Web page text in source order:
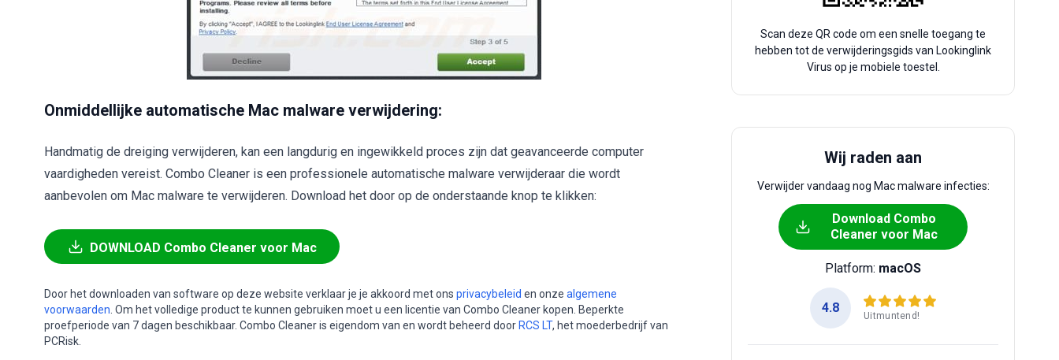
Onmiddellijke automatische Mac malware verwijdering:
Handmatig de dreiging verwijderen, kan een langdurig en ingewikkeld proces zijn dat geavanceerde computer
vaardigheden vereist. Combo Cleaner is een professionele automatische malware verwijderaar die wordt
aanbevolen om Mac malware te verwijderen. Download het door op de onderstaande knop te klikken:
DOWNLOAD Combo Cleaner voor Mac
Door het downloaden van software op deze website verklaar je je akkoord met ons privacybeleid en onze algemene
voorwaarden . Om het volledige product te kunnen gebruiken moet u een licentie van Combo Cleaner kopen. Beperkte
proefperiode van 7 dagen beschikbaar. Combo Cleaner is eigendom van en wordt beheerd door RCS LT, het moederbedrijf van
PCRisk.
Scan deze QR code om een snelle toegang te
hebben tot de verwijderingsgids van Lookinglink
Virus op je mobiele toestel.
Wij raden aan
Verwijder vandaag nog Mac malware infecties:
Download Combo
Cleaner voor Mac
Platform: macOS
4.8
Uitmuntend!